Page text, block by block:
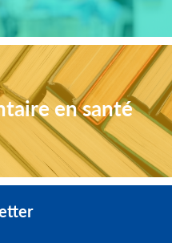
en santé